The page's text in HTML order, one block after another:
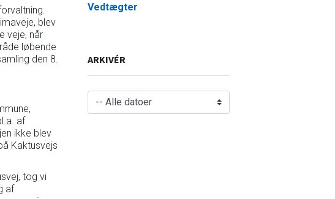
blev
veje, når
løbende
den 8.
af
ikke blev
Kaktusvejs
tog vi
af
Vedtægter
ARKIVÉR